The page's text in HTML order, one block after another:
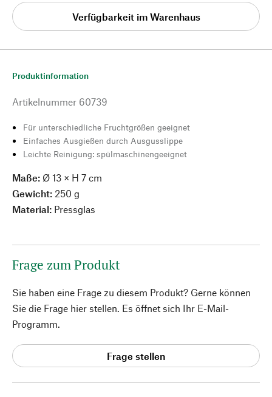
Verfügbarkeit im Warenhaus
Produktinformation
Artikelnummer 60739
Für unterschiedliche Fruchtgrößen geeignet
Einfaches Ausgießen durch Ausgusslippe
Leichte Reinigung: spülmaschinengeeignet
Maße: Ø 13 × H 7 cm
Gewicht: 250 g
Material: Pressglas
Frage zum Produkt
Sie haben eine Frage zu diesem Produkt? Gerne können
Sie die Frage hier stellen. Es öffnet sich Ihr E-Mail-
Programm.
Frage stellen